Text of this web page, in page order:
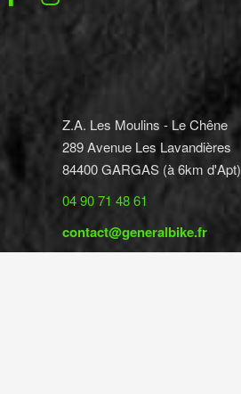
Z.A. Les Moulins - Le Chêne
289 Avenue Les Lavandières
84400 GARGAS (à 6km d'Apt)
04 90 71 48 61
contact@generalbike.fr